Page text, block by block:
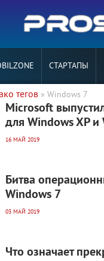
СТАРТАПЫ
тегов » Windows 7
Microsoft
для Windows XP и
16 МАЙ 2019
Битва
Windows 7
03 МАЙ 2019
Что означает